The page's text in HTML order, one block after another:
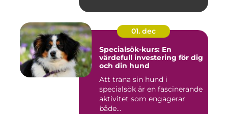
01. dec
Specialsök-kurs: En
värdefull investering för dig
och din hund
Att träna sin hund i
specialsök är en fascinerande
aktivitet som engagerar
både...